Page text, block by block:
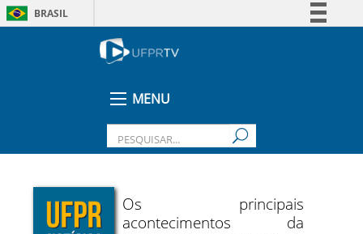
BRASIL
Legislação
MENU
Os principais
acontecimentos da